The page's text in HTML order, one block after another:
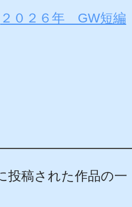
２０２６年 GW短編
投稿された作品の一